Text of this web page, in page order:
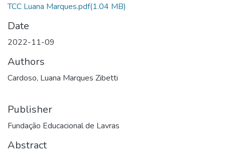
TCC Luana Marques.pdf(1.04 MB)
Date
2022-11-09
Authors
Cardoso, Luana Marques Zibetti
Publisher
Fundação Educacional de Lavras
Abstract